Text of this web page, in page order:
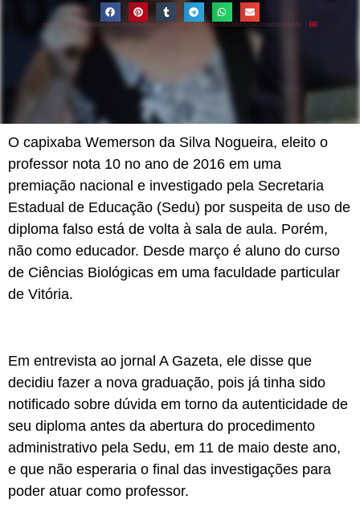
O capixaba Wemerson da Silva Nogueira, eleito o
professor nota 10 no ano de 2016 em uma
premiação nacional e investigado pela Secretaria
Estadual de Educação (Sedu) por suspeita de uso de
diploma falso está de volta à sala de aula. Porém,
não como educador. Desde março é aluno do curso
de Ciências Biológicas em uma faculdade particular
de Vitória.
Em entrevista ao jornal A Gazeta, ele disse que
decidiu fazer a nova graduação, pois já tinha sido
notificado sobre dúvida em torno da autenticidade de
seu diploma antes da abertura do procedimento
administrativo pela Sedu, em 11 de maio deste ano,
e que não esperaria o final das investigações para
poder atuar como professor.